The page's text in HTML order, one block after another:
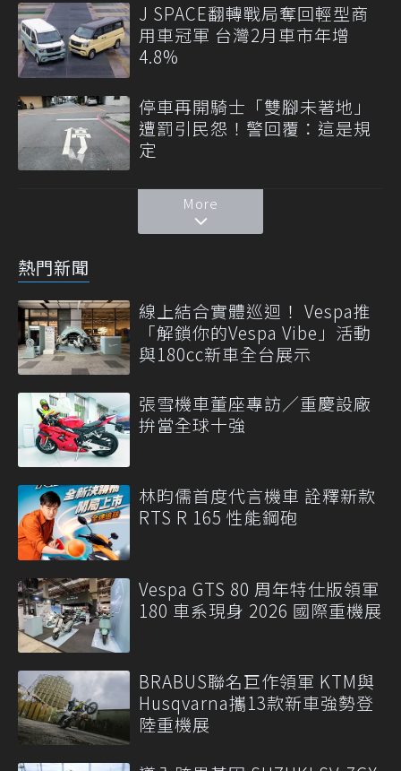
J SPACE翻轉戰局奪回輕型商
用車冠軍 台灣2月車市年增
4.8%
停車再開騎士「雙腳未著地」
遭罰引民怨！警回覆：這是規
定
More
熱門新聞
線上結合實體巡迴！ Vespa推
「解鎖你的Vespa Vibe」活動
與180cc新車全台展示
張雪機車董座專訪／重慶設廠
拚當全球十強
林昀儒首度代言機車 詮釋新款
RTS R 165 性能鋼砲
Vespa GTS 80 周年特仕版領軍
180 車系現身 2026 國際重機展
BRABUS聯名巨作領軍 KTM與
Husqvarna攜13款新車強勢登
陸重機展